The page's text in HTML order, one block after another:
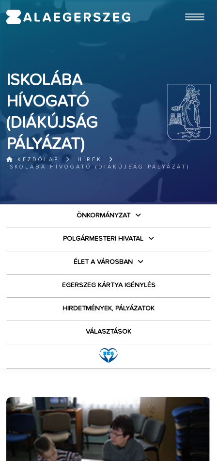
ISKOLÁBA
HÍVOGATÓ
(DIÁKÚJSÁG
PÁLYÁZAT)
KEZDŐLAP
HÍREK
ISKOLÁBA HÍVOGATÓ (DIÁKÚJSÁG PÁLYÁZAT)
ÖNKORMÁNYZAT
POLGÁRMESTERI HIVATAL
ÉLET A VÁROSBAN
EGERSZEG KÁRTYA IGÉNYLÉS
HIRDETMÉNYEK, PÁLYÁZATOK
VÁLASZTÁSOK